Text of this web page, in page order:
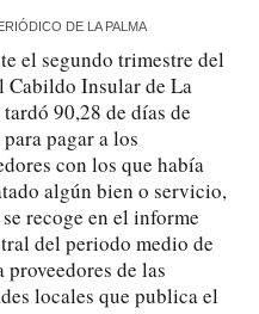
DE LA PALMA
el segundo trimestre del
Cabildo Insular de La
tardó 90,28 de días de
pagar a los
con los que había
algún bien o servicio,
recoge en el informe
del periodo medio de
proveedores de las
locales que publica el